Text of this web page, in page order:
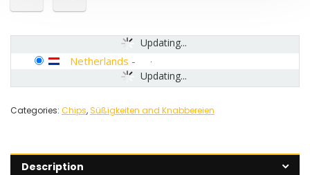
Updating...
Updating...
Netherlands -
Categories: Chips,Süßigkeiten and Knabbereien
Description